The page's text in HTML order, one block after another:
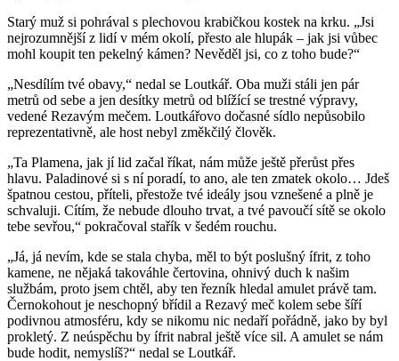
Starý muž si pohrával s plechovou krabičkou kostek na krku. „Jsi
nejrozumnější z lidí v mém okolí, přesto ale hlupák – jak jsi vůbec
mohl koupit ten pekelný kámen? Nevěděl jsi, co z toho bude?“
„Nesdílím tvé obavy,“ nedal se Loutkář. Oba muži stáli jen pár
metrů od sebe a jen desítky metrů od blížící se trestné výpravy,
vedené Rezavým mečem. Loutkářovo dočasné sídlo nepůsobilo
reprezentativně, ale host nebyl změkčilý člověk.
„Ta Plamena, jak jí lid začal říkat, nám může ještě přerůst přes
hlavu. Paladinové si s ní poradí, to ano, ale ten zmatek okolo… Jdeš
špatnou cestou, příteli, přestože tvé ideály jsou vznešené a plně je
schvaluji. Cítím, že nebude dlouho trvat, a tvé pavoučí sítě se okolo
tebe sevřou,“ pokračoval stařík v šedém rouchu.
„Já, já nevím, kde se stala chyba, měl to být poslušný ífrit, z toho
kamene, ne nějaká takováhle čertovina, ohnivý duch k našim
službám, proto jsem chtěl, aby ten řezník hledal amulet právě tam.
Černokohout je neschopný břídil a Rezavý meč kolem sebe šíří
podivnou atmosféru, kdy se nikomu nic nedaří pořádně, jako by byl
prokletý. Z neúspěchu by ífrit nabral ještě více sil. A amulet se nám
bude hodit, nemyslíš?“ nedal se Loutkář.